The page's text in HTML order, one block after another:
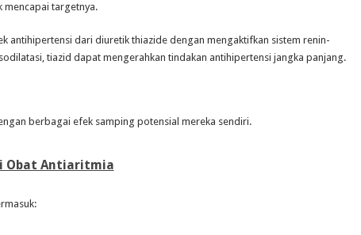
mencapai targetnya.
antihipertensi dari diuretik thiazide dengan mengaktifkan sistem renin-
tiazid dapat mengerahkan tindakan antihipertensi jangka panjang.
berbagai efek samping potensial mereka sendiri.
Obat Antiaritmia